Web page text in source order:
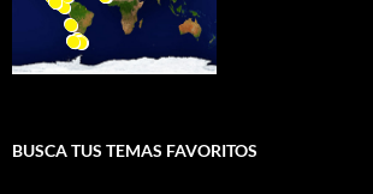
BUSCA TUS TEMAS FAVORITOS